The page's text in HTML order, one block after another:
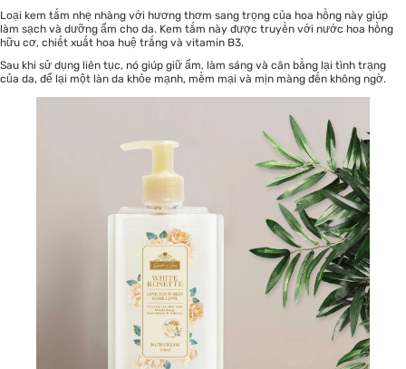
Loại kem tắm nhẹ nhàng với hương thơm sang trọng của hoa hồng này giúp
làm sạch và dưỡng ẩm cho da. Kem tắm này được truyền với nước hoa hồng
hữu cơ, chiết xuất hoa huệ trắng và vitamin B3.
Sau khi sử dụng liên tục, nó giúp giữ ẩm, làm sáng và cân bằng lại tình trạng
của da, để lại một làn da khỏe mạnh, mềm mại và mịn màng đến không ngờ.